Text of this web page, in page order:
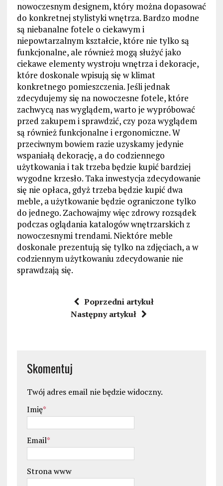
nowoczesnym designem, który można dopasować
do konkretnej stylistyki wnętrza. Bardzo modne
są niebanalne fotele o ciekawym i
niepowtarzalnym kształcie, które nie tylko są
funkcjonalne, ale również mogą służyć jako
ciekawe elementy wystroju wnętrza i dekoracje,
które doskonale wpisują się w klimat
konkretnego pomieszczenia. Jeśli jednak
zdecydujemy się na nowoczesne fotele, które
zachwycą nas wyglądem, warto je wypróbować
przed zakupem i sprawdzić, czy poza wyglądem
są również funkcjonalne i ergonomiczne. W
przeciwnym bowiem razie uzyskamy jedynie
wspaniałą dekorację, a do codziennego
użytkowania i tak trzeba będzie kupić bardziej
wygodne krzesło. Taka inwestycja zdecydowanie
się nie opłaca, gdyż trzeba będzie kupić dwa
meble, a użytkowanie będzie ograniczone tylko
do jednego. Zachowajmy więc zdrowy rozsądek
podczas oglądania katalogów wnętrzarskich z
nowoczesnymi trendami. Niektóre meble
doskonale prezentują się tylko na zdjęciach, a w
codziennym użytkowaniu zdecydowanie nie
sprawdzają się.
Poprzedni artykuł
Następny artykuł
Skomentuj
Twój adres email nie będzie widoczny.
Imię*
Email*
Strona www